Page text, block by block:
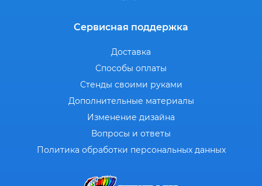
Сервисная поддержка
Доставка
Способы оплаты
Стенды своими руками
Дополнительные материалы
Изменение дизайна
Вопросы и ответы
Политика обработки персональных данных